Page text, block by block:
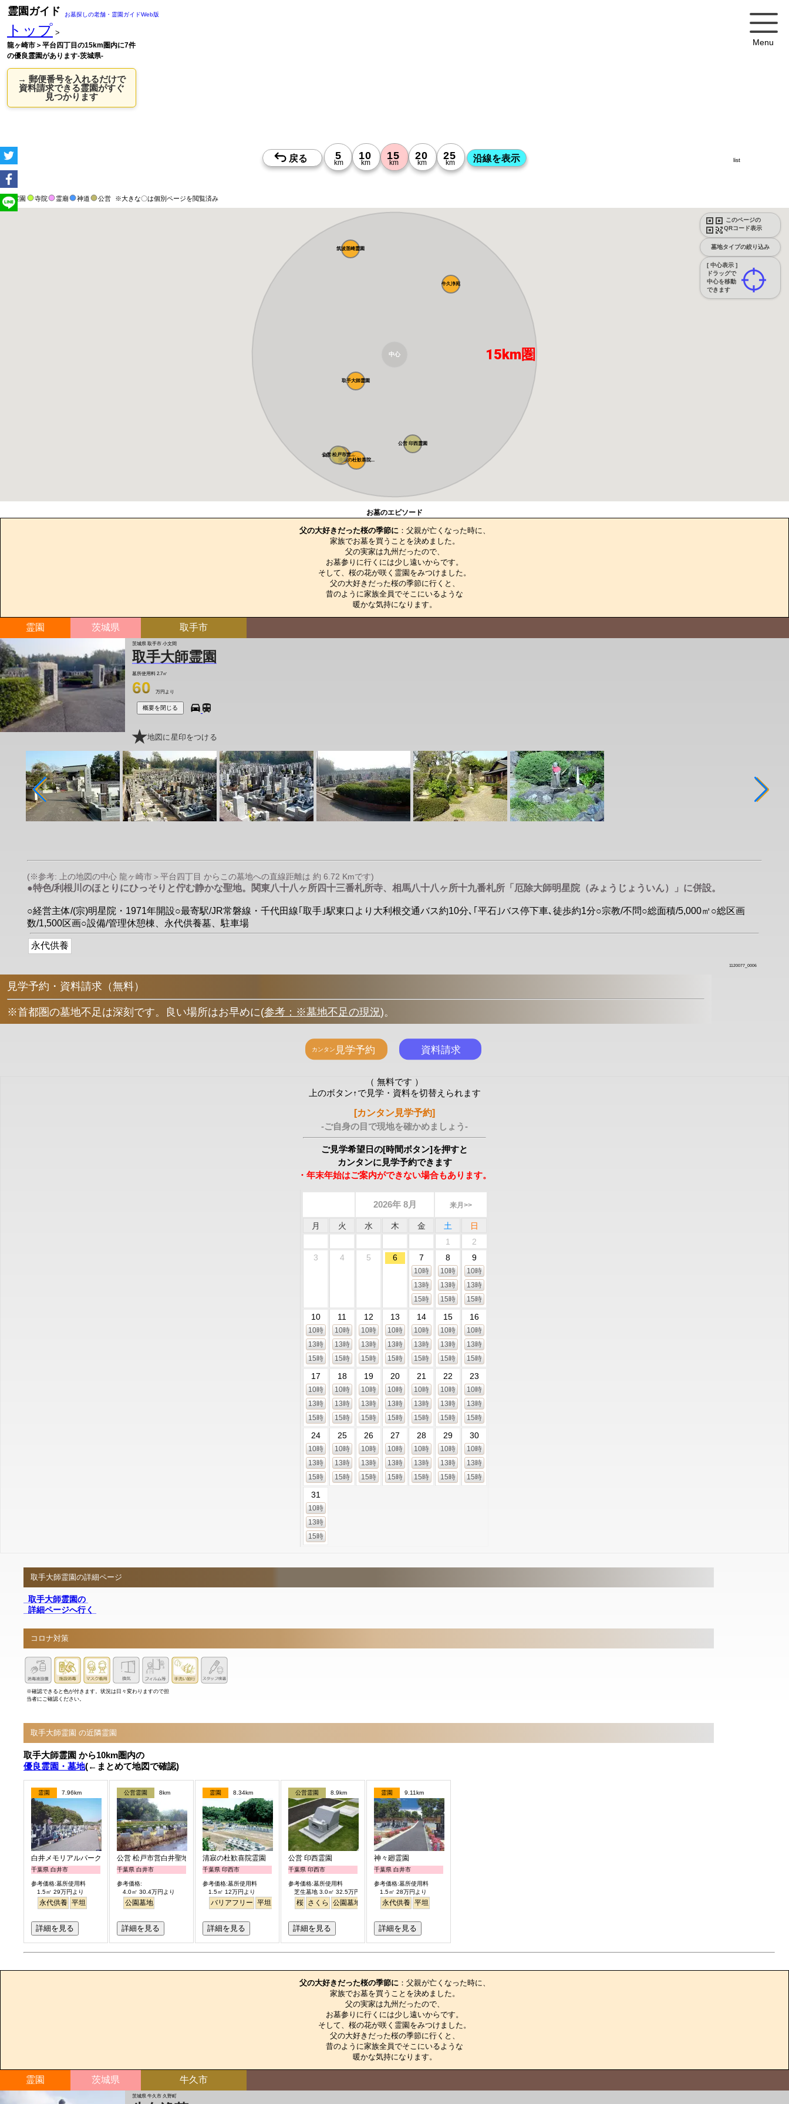
Menu
霊園ガイド お墓探しの老舗・霊園ガイドWeb版
トップ >
龍ヶ崎市＞平台四丁目の15km圏内に7件
の優良霊園があります-茨城県-
→ 郵便番号を入れるだけで
資料請求できる霊園がすぐ
見つかります
霊園 寺院 霊廟 神道 公営 ※大きな〇は個別ページを閲覧済み
このページの
QRコード表示
墓地タイプの絞り込み
[ 中心表示 ]
ドラッグで
中心を移動
できます
list
牛久浄苑
筑波茎崎霊園
白井メモリアル...
取手大師霊園
清寂の杜歓喜院...
公営 印西霊園
公営 松戸市営...
中心 15km圏
お墓のエピソード
父の大好きだった桜の季節に ：父親が亡くなった時に、
家族でお墓を買うことを決めました。
父の実家は九州だったので、
お墓参りに行くには少し遠いからです。
そして、桜の花が咲く霊園をみつけました。
父の大好きだった桜の季節に行くと、
昔のように家族全員でそこにいるような
暖かな気持になります。
霊園 茨城県 取手市
茨城県 取手市 小文間
取手大師霊園
墓所使用料 2.7㎡
60 万円より
概要を閉じる
地図に星印をつける
(※参考: 上の地図の中心 龍ヶ崎市＞平台四丁目 からこの墓地への直線距離は 約 6.72 Kmです)
●特色/利根川のほとりにひっそりと佇む静かな聖地。関東八十八ヶ所四十三番札所寺、相馬八十八ヶ所十九番札所「厄除大師明星院（みょうじょういん）」に併設。
○経営主体/(宗)明星院・1971年開設○最寄駅/JR常磐線・千代田線｢取手｣駅東口より大利根交通バス約10分､｢平石｣バス停下車､徒歩約1分○宗教/不問○総面積/5,000㎡○総区画
数/1,500区画○設備/管理休憩棟、永代供養墓、駐車場
永代供養
1120077_0006
見学予約・資料請求（無料）
※首都圏の墓地不足は深刻です。良い場所はお早めに(参考：※墓地不足の現況)。
（ 無料です ）
上のボタン↑で見学・資料を切替えられます
[カンタン見学予約]
-ご自身の目で現地を確かめましょう-
ご見学希望日の[時間ボタン]を押すと
カンタンに見学予約できます
・年末年始はご案内ができない場合もあります。
2026年 8月 来月>>
月 火 水 木 金 土
日
1
2
3
4 5 6 7
10時
13時
15時
8
10時
13時
15時
9
10時
13時
15時
10
10時
13時
15時
11
10時
13時
15時
12
10時
13時
15時
13
10時
13時
15時
14
10時
13時
15時
15
10時
13時
15時
16
10時
13時
15時
17
10時
13時
15時
18
10時
13時
15時
19
10時
13時
15時
20
10時
13時
15時
21
10時
13時
15時
22
10時
13時
15時
23
10時
13時
15時
24
10時
13時
15時
25
10時
13時
15時
26
10時
13時
15時
27
10時
13時
15時
28
10時
13時
15時
29
10時
13時
15時
30
10時
13時
15時
31
10時
13時
15時
取手大師霊園の詳細ページ
取手大師霊園の
詳細ページへ行く
コロナ対策
※確認できると色が付きます。状況は日々変わりますので担
当者にご確認ください。
取手大師霊園 の近隣霊園
取手大師霊園 から10km圏内の
優良霊園・墓地(←まとめて地図で確認)
霊園 7.96km
白井メモリアルパーク
千葉県 白井市
参考価格:墓所使用料
1.5㎡ 29万円より
永代供養 平坦
詳細を見る
公営霊園 8km
公営 松戸市営白井聖地公園
千葉県 白井市
参考価格:
4.0㎡ 30.4万円より
公園墓地
詳細を見る
霊園 8.34km
清寂の杜歓喜院霊園
千葉県 印西市
参考価格:墓所使用料
1.5㎡ 12万円より
バリアフリー 平坦
詳細を見る
公営霊園 8.9km
公営 印西霊園
千葉県 印西市
参考価格:墓所使用料
芝生墓地 3.0㎡ 32.5万円より
桜 さくら 公園墓地
詳細を見る
霊園 9.11km
神々廻霊園
千葉県 白井市
参考価格:墓所使用料
1.5㎡ 28万円より
永代供養 平坦
詳細を見る
父の大好きだった桜の季節に ：父親が亡くなった時に、
家族でお墓を買うことを決めました。
父の実家は九州だったので、
お墓参りに行くには少し遠いからです。
そして、桜の花が咲く霊園をみつけました。
父の大好きだった桜の季節に行くと、
昔のように家族全員でそこにいるような
暖かな気持になります。
霊園 茨城県 牛久市
茨城県 牛久市 久野町